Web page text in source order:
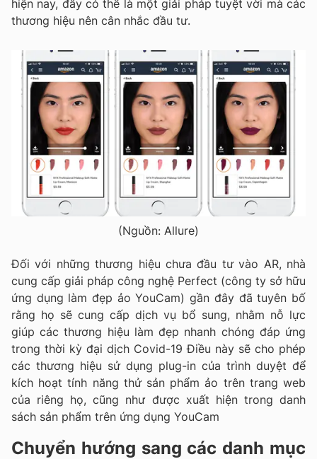
hiện nay, đây có thể là một giải pháp tuyệt vời mà các
thương hiệu nên cân nhắc đầu tư.
(Nguồn: Allure)
Đối với những thương hiệu chưa đầu tư vào AR, nhà
cung cấp giải pháp công nghệ Perfect (công ty sở hữu
ứng dụng làm đẹp ảo YouCam) gần đây đã tuyên bố
rằng họ sẽ cung cấp dịch vụ bổ sung, nhằm nỗ lực
giúp các thương hiệu làm đẹp nhanh chóng đáp ứng
trong thời kỳ đại dịch Covid-19 Điều này sẽ cho phép
các thương hiệu sử dụng plug-in của trình duyệt để
kích hoạt tính năng thử sản phẩm ảo trên trang web
của riêng họ, cũng như được xuất hiện trong danh
sách sản phẩm trên ứng dụng YouCam
Chuyển hướng sang các danh mục